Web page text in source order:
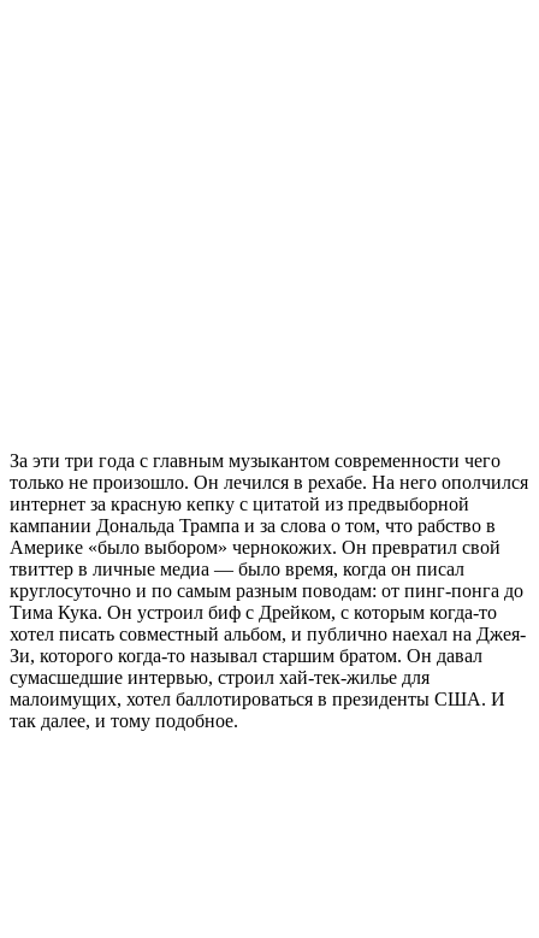
За эти три года с главным музыкантом современности чего
только не произошло. Он лечился в рехабе. На него ополчился
интернет за красную кепку с цитатой из предвыборной
кампании Дональда Трампа и за слова о том, что рабство в
Америке «было выбором» чернокожих. Он превратил свой
твиттер в личные медиа — было время, когда он писал
круглосуточно и по самым разным поводам: от пинг-понга до
Тима Кука. Он устроил биф с Дрейком, с которым когда‑то
хотел писать совместный альбом, и публично наехал на Джея-
Зи, которого когда‑то называл старшим братом. Он давал
сумасшедшие интервью, строил хай-тек-жилье для
малоимущих, хотел баллотироваться в президенты США. И
так далее, и тому подобное.